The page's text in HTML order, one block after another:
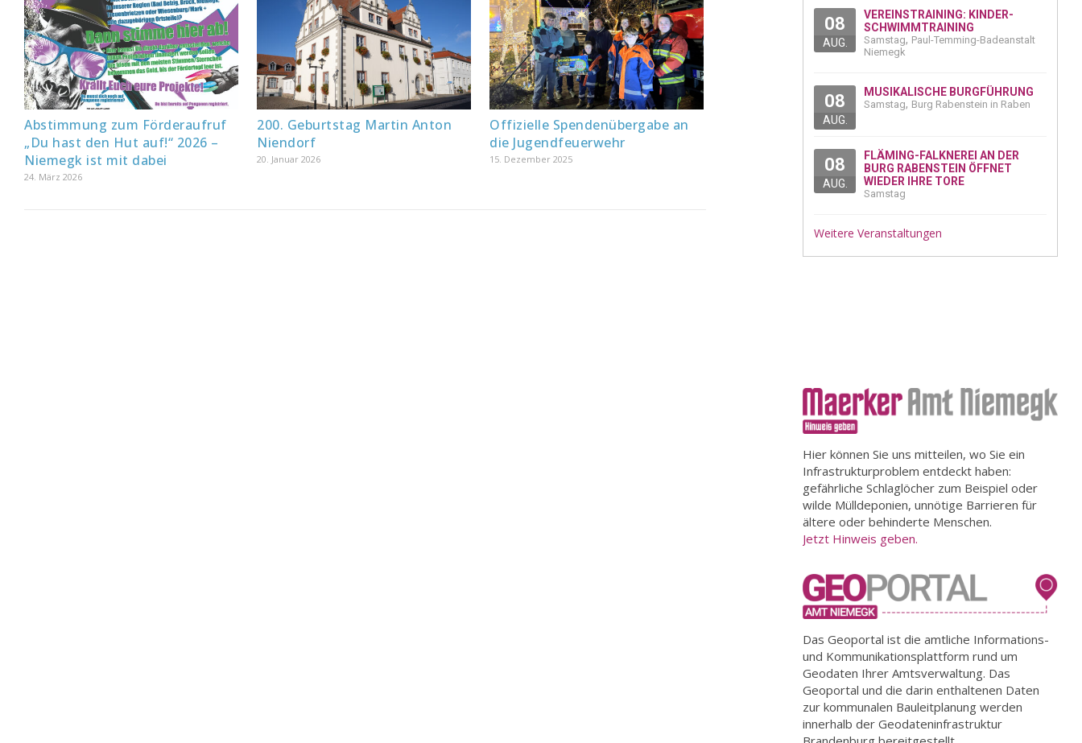
Abstimmung zum Förderaufruf
„Du hast den Hut auf!“ 2026 –
Niemegk ist mit dabei
24. März 2026
200. Geburtstag Martin Anton
Niendorf
20. Januar 2026
Offizielle Spendenübergabe an
die Jugendfeuerwehr
15. Dezember 2025
08
AUG.
VEREINSTRAINING: KINDER-
SCHWIMMTRAINING
Samstag, Paul-Temming-Badeanstalt
Niemegk
08
AUG.
MUSIKALISCHE BURGFÜHRUNG
Samstag, Burg Rabenstein in Raben
08
AUG.
FLÄMING-FALKNEREI AN DER
BURG RABENSTEIN ÖFFNET
WIEDER IHRE TORE
Samstag
Weitere Veranstaltungen
Hier können Sie uns mitteilen, wo Sie ein
Infrastrukturproblem entdeckt haben:
gefährliche Schlaglöcher zum Beispiel oder
wilde Mülldeponien, unnötige Barrieren für
ältere oder behinderte Menschen.
Jetzt Hinweis geben.
Das Geoportal ist die amtliche Informations-
und Kommunikationsplattform rund um
Geodaten Ihrer Amtsverwaltung. Das
Geoportal und die darin enthaltenen Daten
zur kommunalen Bauleitplanung werden
innerhalb der Geodateninfrastruktur